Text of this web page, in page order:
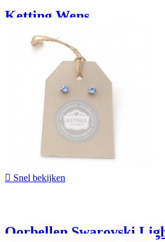
Ketting Wens
€ 19,95
 Snel bekijken
Oorbellen Swarovski